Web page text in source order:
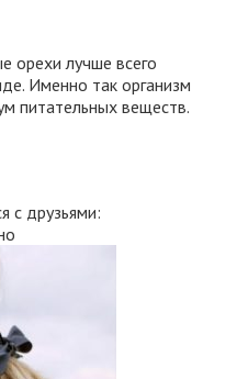
орехи лучше всего
Именно так организм
питательных веществ.
с друзьями: